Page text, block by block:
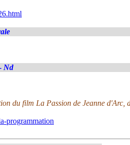
Nd
du film La Passion de Jeanne d'Arc,
programmation